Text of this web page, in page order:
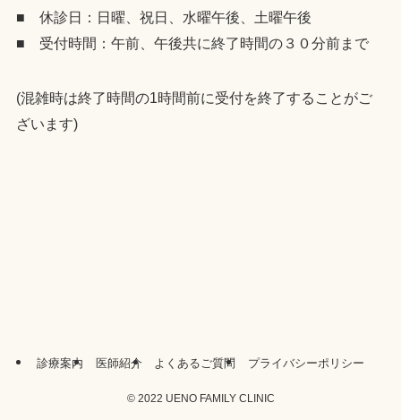
■ 休診日：日曜、祝日、水曜午後、土曜午後
■ 受付時間：午前、午後共に終了時間の３０分前まで
(混雑時は終了時間の1時間前に受付を終了することがご
ざいます)
診療案内 医師紹介 よくあるご質問 プライバシーポリシー
©2022 UENO FAMILY CLINIC